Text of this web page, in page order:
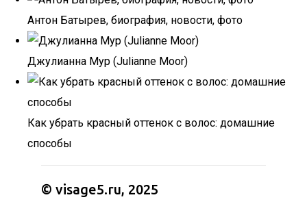
Антон Батырев, биография, новости, фото
Джулианна Мур (Julianne Moor)
Как убрать красный оттенок с волос: домашние
способы
© visage5.ru, 2025